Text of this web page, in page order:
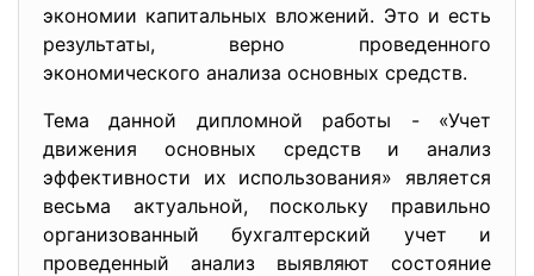
экономии капитальных вложений. Это и есть
результаты, верно проведенного
экономического анализа основных средств.
Тема данной дипломной работы - «Учет
движения основных средств и анализ
эффективности их использования» является
весьма актуальной, поскольку правильно
организованный бухгалтерский учет и
проведенный анализ выявляют состояние